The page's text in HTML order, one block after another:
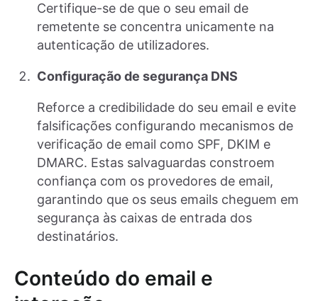
Certifique-se de que o seu email de
remetente se concentra unicamente na
autenticação de utilizadores.
Configuração de segurança DNS
Reforce a credibilidade do seu email e evite
falsificações configurando mecanismos de
verificação de email como SPF, DKIM e
DMARC. Estas salvaguardas constroem
confiança com os provedores de email,
garantindo que os seus emails cheguem em
segurança às caixas de entrada dos
destinatários.
Conteúdo do email e